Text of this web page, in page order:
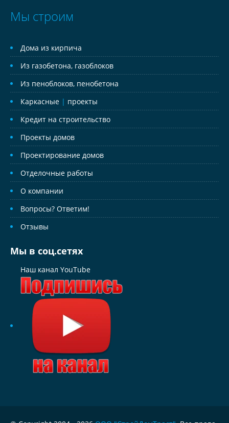
Мы строим
Дома из кирпича
Из газобетона, газоблоков
Из пеноблоков, пенобетона
Каркасные | проекты
Кредит на строительство
Проекты домов
Проектирование домов
Отделочные работы
О компании
Вопросы? Ответим!
Отзывы
Мы в соц.сетях
Наш канал YouTube